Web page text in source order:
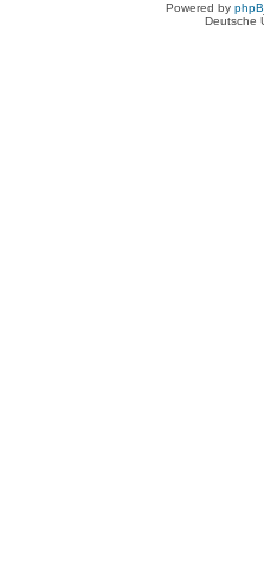
Powered by
Deutsche